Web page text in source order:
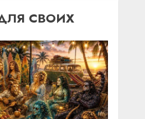
СВОИХ